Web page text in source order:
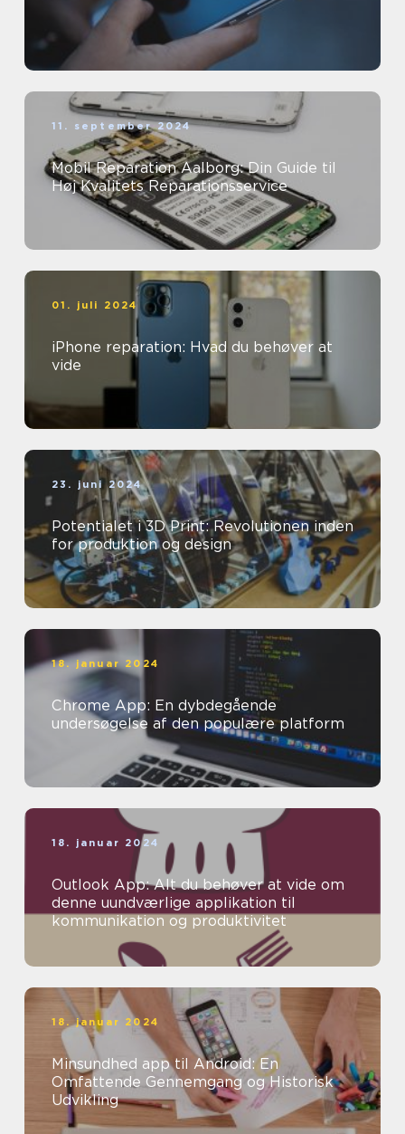
11. september 2024
Mobil Reparation Aalborg: Din Guide til
Høj Kvalitets Reparationsservice
01. juli 2024
iPhone reparation: Hvad du behøver at
vide
23. juni 2024
Potentialet i 3D Print: Revolutionen inden
for produktion og design
18. januar 2024
Chrome App: En dybdegående
undersøgelse af den populære platform
18. januar 2024
Outlook App: Alt du behøver at vide om
denne uundværlige applikation til
kommunikation og produktivitet
18. januar 2024
Minsundhed app til Android: En
Omfattende Gennemgang og Historisk
Udvikling